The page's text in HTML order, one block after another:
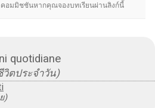
quotidiane
ตประจำวัน)
)
คอมมิชชันหากคุณจองบทเรียนผ่านลิงก์นี้